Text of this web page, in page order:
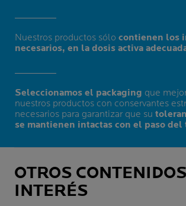
Nuestros productos sólo contienen los
necesarios, en la dosis activa
Seleccionamos el packaging que
nuestros productos con conservantes
necesarios para garantizar que su
se mantienen intactas con el paso del
OTROS
INTERÉS